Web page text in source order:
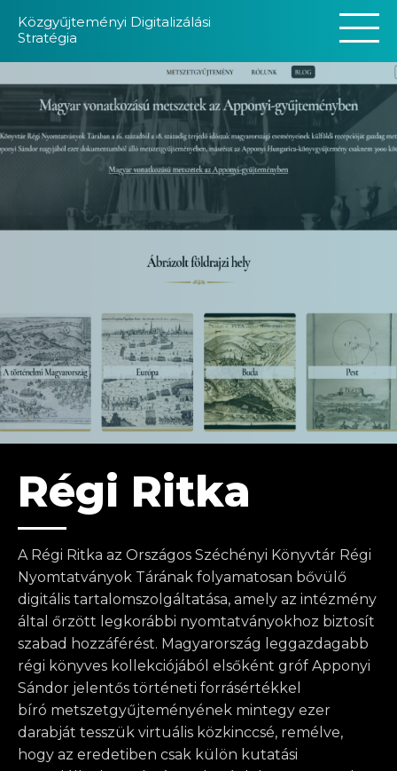
Közgyűjteményi Digitalizálási
Stratégia
Régi Ritka
A Régi Ritka az Országos Széchényi Könyvtár Régi
Nyomtatványok Tárának folyamatosan bővülő
digitális tartalomszolgáltatása, amely az intézmény
által őrzött legkorábbi nyomtatványokhoz biztosít
szabad hozzáférést. Magyarország leggazdagabb
régi könyves kollekciójából elsőként gróf Apponyi
Sándor jelentős történeti forrásértékkel
bíró metszetgyűjteményének mintegy ezer
darabját tesszük virtuális közkinccsé, remélve,
hogy az eredetiben csak külön kutatási